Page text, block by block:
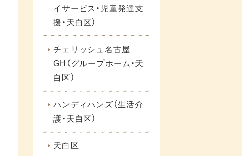
イサービス・児童発達支
援・天白区）
チェリッシュ名古屋
GH（グループホーム・天
白区）
ハンディハンズ（生活介
護・天白区）
天白区